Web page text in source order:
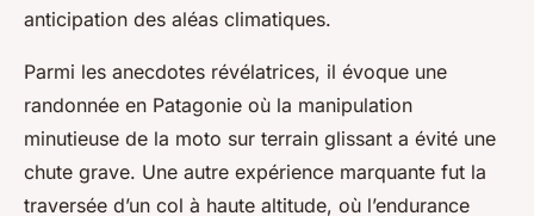
anticipation des aléas climatiques.
Parmi les anecdotes révélatrices, il évoque une
randonnée en Patagonie où la manipulation
minutieuse de la moto sur terrain glissant a évité une
chute grave. Une autre expérience marquante fut la
traversée d’un col à haute altitude, où l’endurance